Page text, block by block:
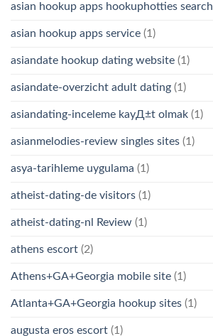
asian hookup apps hookuphotties search
asian hookup apps service (1)
asiandate hookup dating website (1)
asiandate-overzicht adult dating (1)
asiandating-inceleme kayД±t olmak (1)
asianmelodies-review singles sites (1)
asya-tarihleme uygulama (1)
atheist-dating-de visitors (1)
atheist-dating-nl Review (1)
athens escort (2)
Athens+GA+Georgia mobile site (1)
Atlanta+GA+Georgia hookup sites (1)
augusta eros escort (1)